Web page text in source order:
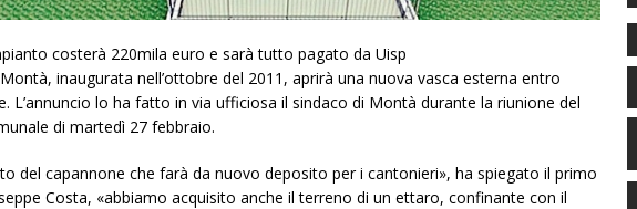
costerà 220mila euro e sarà tutto pagato da Uisp
inaugurata nell’ottobre del 2011, aprirà una nuova vasca esterna entro
L’annuncio lo ha fatto in via ufficiosa il sindaco di Montà durante la riunione del
di martedì 27 febbraio.
del capannone che farà da nuovo deposito per i cantonieri», ha spiegato il primo
Costa, «abbiamo acquisito anche il terreno di un ettaro, confinante con il